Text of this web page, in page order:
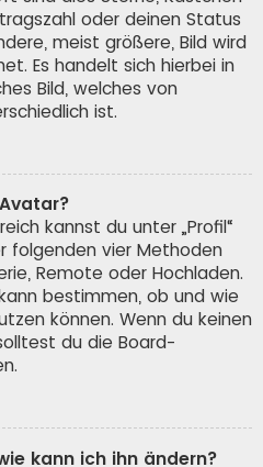
oder deinen Status
meist größere, Bild wird
Es handelt sich hierbei in
Bild, welches von
ist.
kannst du unter „Profil“
folgenden vier Methoden
Remote oder Hochladen.
bestimmen, ob und wie
können. Wenn du keinen
du die Board-
kann ich ihn ändern?